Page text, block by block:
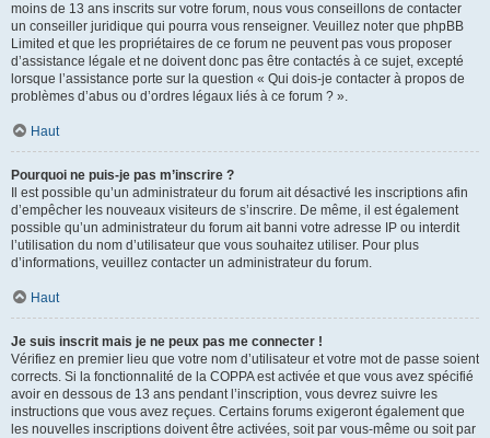
moins de 13 ans inscrits sur votre forum, nous vous conseillons de contacter
un conseiller juridique qui pourra vous renseigner. Veuillez noter que phpBB
Limited et que les propriétaires de ce forum ne peuvent pas vous proposer
d’assistance légale et ne doivent donc pas être contactés à ce sujet, excepté
lorsque l’assistance porte sur la question « Qui dois-je contacter à propos de
problèmes d’abus ou d’ordres légaux liés à ce forum ? ».
Haut
Pourquoi ne puis-je pas m’inscrire ?
Il est possible qu’un administrateur du forum ait désactivé les inscriptions afin
d’empêcher les nouveaux visiteurs de s’inscrire. De même, il est également
possible qu’un administrateur du forum ait banni votre adresse IP ou interdit
l’utilisation du nom d’utilisateur que vous souhaitez utiliser. Pour plus
d’informations, veuillez contacter un administrateur du forum.
Haut
Je suis inscrit mais je ne peux pas me connecter !
Vérifiez en premier lieu que votre nom d’utilisateur et votre mot de passe soient
corrects. Si la fonctionnalité de la COPPA est activée et que vous avez spécifié
avoir en dessous de 13 ans pendant l’inscription, vous devrez suivre les
instructions que vous avez reçues. Certains forums exigeront également que
les nouvelles inscriptions doivent être activées, soit par vous-même ou soit par